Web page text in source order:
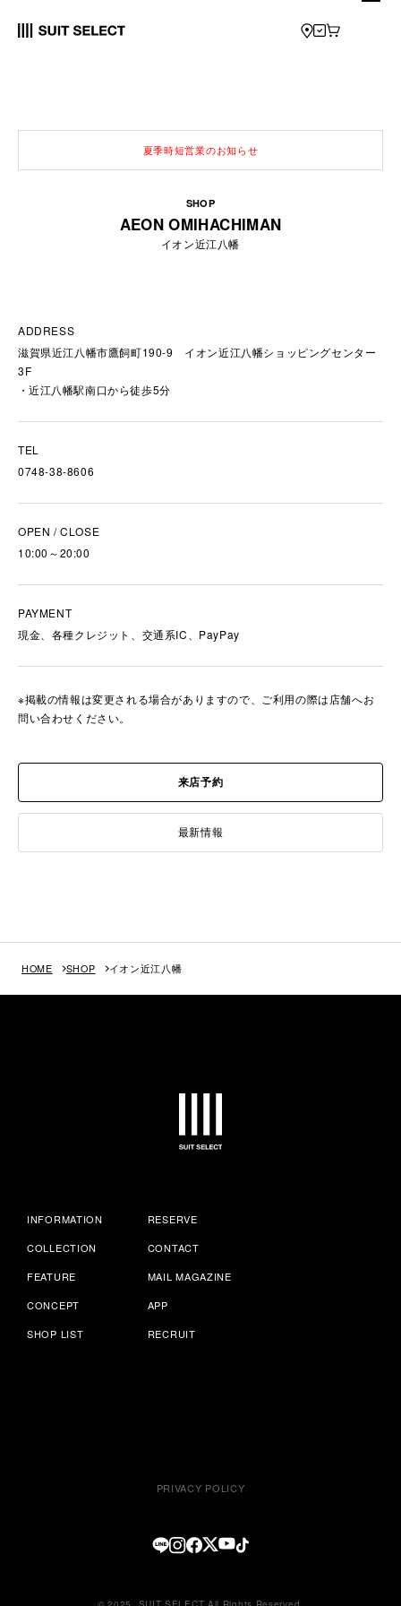
夏季時短営業のお知らせ
SHOP
AEON OMIHACHIMAN
イオン近江八幡
ADDRESS
滋賀県近江八幡市鷹飼町190-9 イオン近江八幡ショッピングセンター
3F
近江八幡駅南口から徒歩5分
TEL
0748-38-8606
OPEN / CLOSE
10:00～20:00
PAYMENT
現金、各種クレジット、交通系IC、PayPay
※掲載の情報は変更される場合がありますので、ご利用の際は店舗へお
問い合わせください。
来店予約
最新情報
HOME SHOP イオン近江八幡
INFORMATION
COLLECTION
FEATURE
CONCEPT
SHOP LIST
RESERVE
CONTACT
MAIL MAGAZINE
APP
RECRUIT
PRIVACY POLICY